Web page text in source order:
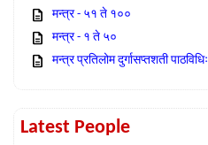
मन्त्र - ५१ ते १००
मन्त्र - १ ते ५०
मन्त्र प्रतिलोम दुर्गासप्तशती पाठविधिः
Latest People